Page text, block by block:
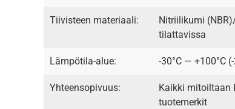
Tiivisteen materiaali:
Nitriilikumi
tilattavissa
Lämpötila-alue: -30°C — +100°C
Yhteensopivuus:
Kaikki mitoiltaan
tuotemerkit